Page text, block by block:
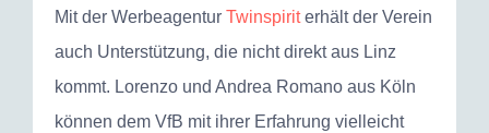
Mit der Werbeagentur Twinspiriterhält der Verein
auch Unterstützung, die nicht direkt aus Linz
kommt. Lorenzo und Andrea Romano aus Köln
können dem VfB mit ihrer Erfahrung vielleicht